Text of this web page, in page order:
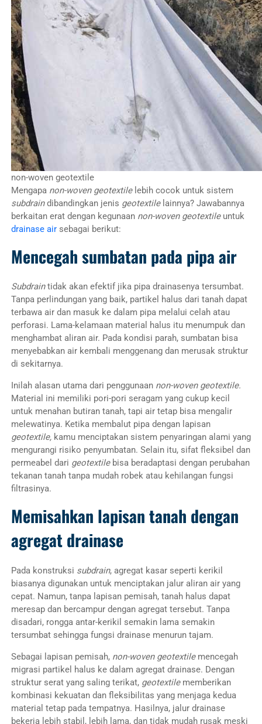
non-woven geotextile
Mengapa non-woven geotextile lebih cocok untuk sistem
subdraindibandingkan jenis geotextile lainnya? Jawabannya
berkaitan erat dengan kegunaan non-woven geotextile untuk
drainase airsebagai berikut:
Mencegah sumbatan pada pipa air
Subdraintidak akan efektif jika pipa drainasenya tersumbat.
Tanpa perlindungan yang baik, partikel halus dari tanah dapat
terbawa air dan masuk ke dalam pipa melalui celah atau
perforasi. Lama-kelamaan material halus itu menumpuk dan
menghambat aliran air. Pada kondisi parah, sumbatan bisa
menyebabkan air kembali menggenang dan merusak struktur
di sekitarnya.
Inilah alasan utama dari penggunaan non-woven geotextile.
Material ini memiliki pori-pori seragam yang cukup kecil
untuk menahan butiran tanah, tapi air tetap bisa mengalir
melewatinya. Ketika membalut pipa dengan lapisan
geotextile, kamu menciptakan sistem penyaringan alami yang
mengurangi risiko penyumbatan. Selain itu, sifat fleksibel dan
permeabel dari geotextile bisa beradaptasi dengan perubahan
tekanan tanah tanpa mudah robek atau kehilangan fungsi
filtrasinya.
Memisahkan lapisan tanah dengan
agregat drainase
Pada konstruksi subdrain, agregat kasar seperti kerikil
biasanya digunakan untuk menciptakan jalur aliran air yang
cepat. Namun, tanpa lapisan pemisah, tanah halus dapat
meresap dan bercampur dengan agregat tersebut. Tanpa
disadari, rongga antar-kerikil semakin lama semakin
tersumbat sehingga fungsi drainase menurun tajam.
Sebagai lapisan pemisah, non-woven geotextilemencegah
migrasi partikel halus ke dalam agregat drainase. Dengan
struktur serat yang saling terikat, geotextilememberikan
kombinasi kekuatan dan fleksibilitas yang menjaga kedua
material tetap pada tempatnya. Hasilnya, jalur drainase
bekerja lebih stabil, lebih lama, dan tidak mudah rusak meski